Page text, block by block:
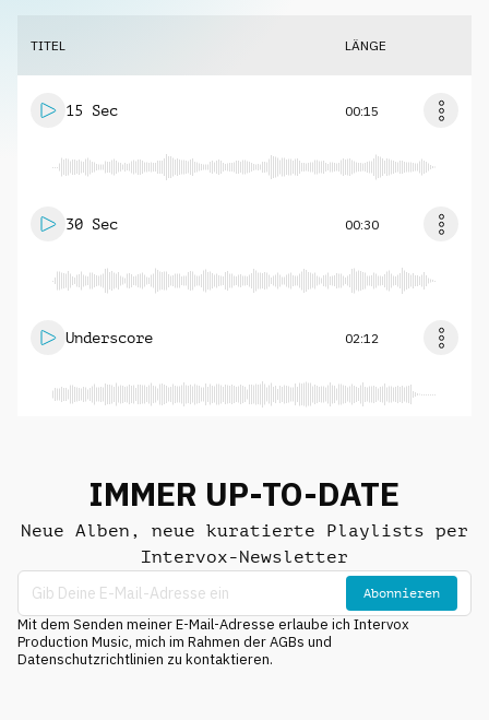
TITEL LÄNGE
15 Sec 00:15
30 Sec 00:30
Underscore 02:12
IMMER UP-TO-DATE
Neue Alben, neue kuratierte Playlists per
Intervox-Newsletter
Abonnieren
Mit dem Senden meiner E-Mail-Adresse erlaube ich Intervox
Production Music, mich im Rahmen der AGBs und
Datenschutzrichtlinien zu kontaktieren.